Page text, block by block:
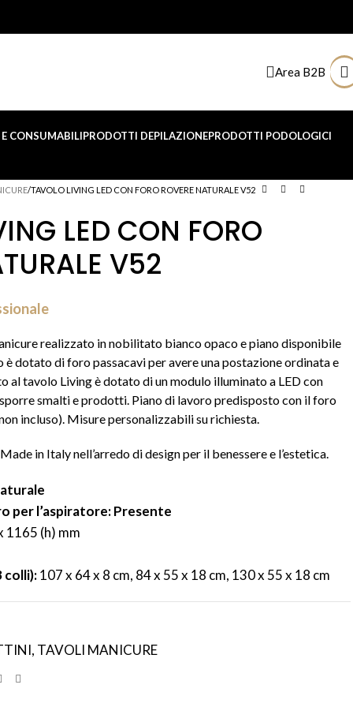
Area B2B
CONSUMABILIPRODOTTI DEPILAZIONEPRODOTTI PODOLOGICI
TAVOLO LIVING LED CON FORO ROVERE NATURALE V52
LED CON FORO
V52
realizzato in nobilitato bianco opaco e piano disponibile
dotato di foro passacavi per avere una postazione ordinata e
al tavolo Livingè dotato di un modulo illuminato a LED con
smalti e prodotti. Piano di lavoro predisposto con il foro
incluso). Misure personalizzabili su richiesta.
in Italy nell’arredo di design per il benessere e l’estetica.
per l’aspiratore: Presente
(h) mm
colli):107 x 64 x 8 cm, 84 x 55 x 18 cm, 130 x 55 x 18 cm
, TAVOLI MANICURE